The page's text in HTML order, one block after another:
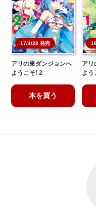
17/4/28 発売
アリの巣ダンジョンへ
ようこそ! 2
本を買う
アリ
よう